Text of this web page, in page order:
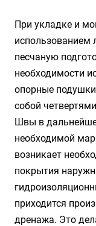
При укладке и
использованием
песчаную
необходимости
опорные
собой
Швы в
необходимой
возникает
покрытия
приходится
дренажа. Это